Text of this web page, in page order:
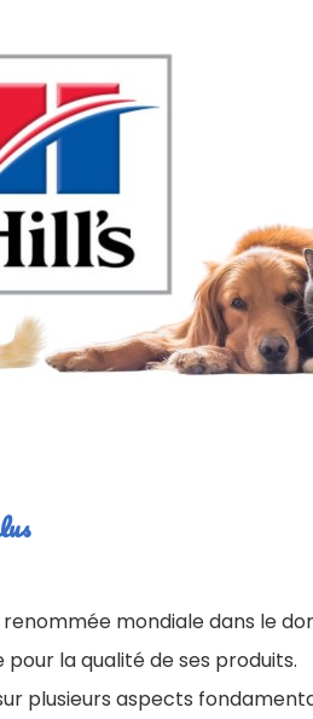
mondiale dans le
la qualité de ses produits.
plusieurs aspects